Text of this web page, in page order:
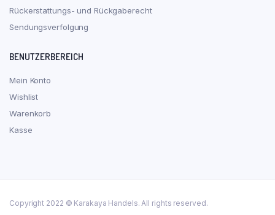
Rückerstattungs- und Rückgaberecht
Sendungsverfolgung
BENUTZERBEREICH
Mein Konto
Wishlist
Warenkorb
Kasse
Copyright 2022 © Karakaya Handels. All rights reserved.